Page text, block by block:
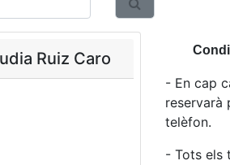
Ruiz Caro
- En cap
reservarà
telèfon.
- Tots els